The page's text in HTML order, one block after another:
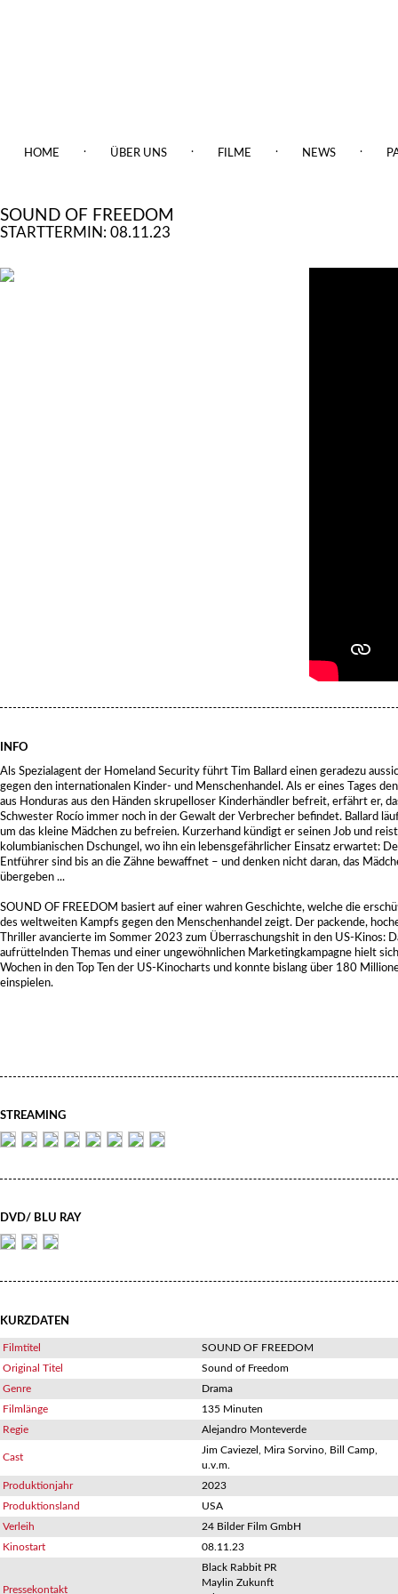
HOME . ÜBER UNS . FILME . NEWS .
SOUND OF FREEDOM
STARTTERMIN: 08.11.23
INFO
Als Spezialagent der Homeland Security führt Tim Ballard einen geradezu
gegen den internationalen Kinder- und Menschenhandel. Als er eines Tages
aus Honduras aus den Händen skrupelloser Kinderhändler befreit, erfährt er,
Schwester Rocío immer noch in der Gewalt der Verbrecher befindet. Ballard
um das kleine Mädchen zu befreien. Kurzerhand kündigt er seinen Job und
kolumbianischen Dschungel, wo ihn ein lebensgefährlicher Einsatz erwartet:
Entführer sind bis an die Zähne bewaffnet – und denken nicht daran, das
übergeben ...
SOUND OF FREEDOM basiert auf einer wahren Geschichte, welche die
des weltweiten Kampfs gegen den Menschenhandel zeigt. Der packende,
Thriller avancierte im Sommer 2023 zum Überraschungshit in den US-Kinos:
aufrüttelnden Themas und einer ungewöhnlichen Marketingkampagne hielt
Wochen in den Top Ten der US-Kinocharts und konnte bislang über 180
einspielen.
STREAMING
DVD/ BLU RAY
KURZDATEN
Filmtitel
SOUND OF FREEDOM
Original Titel
Sound of Freedom
Genre
Drama
Filmlänge
135 Minuten
Regie
Alejandro Monteverde
Cast
Jim Caviezel, Mira Sorvino, Bill Camp,
u.v.m.
Produktionjahr
2023
Produktionsland
USA
Verleih
24 Bilder Film GmbH
Kinostart
08.11.23
Pressekontakt
Black Rabbit PR
Maylin Zukunft